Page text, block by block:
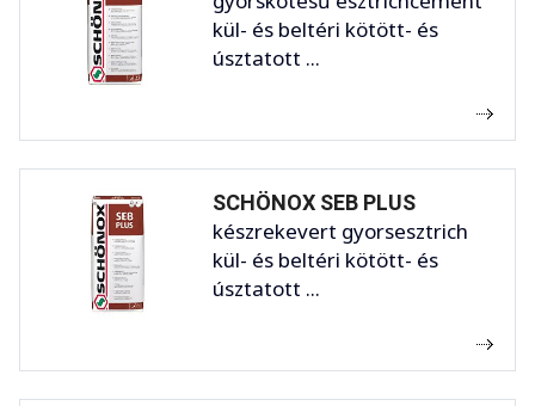
kül- és beltéri kötött- és
úsztatott ...
SCHÖNOX SEB PLUS
készrekevert gyorsesztrich
kül- és beltéri kötött- és
úsztatott ...